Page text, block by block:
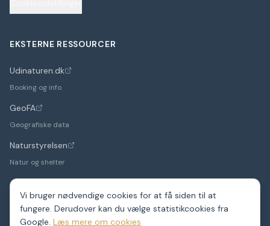
Vi bruger nødvendige cookies for at få siden til at
fungere. Derudover kan du vælge statistikcookies fra
Google. Læs mere om cookies
EKSTERNE RESSOURCER
Udinaturen.dk
(åbner i nyt faneblad)
Booking og info
GeoFA
(åbner i nyt faneblad)
Geografiske data
Naturstyrelsen
(åbner i nyt faneblad)
Natur og shelter
2026ShelterDK. Et hobbyprojekt – data fra GeoFA og andre